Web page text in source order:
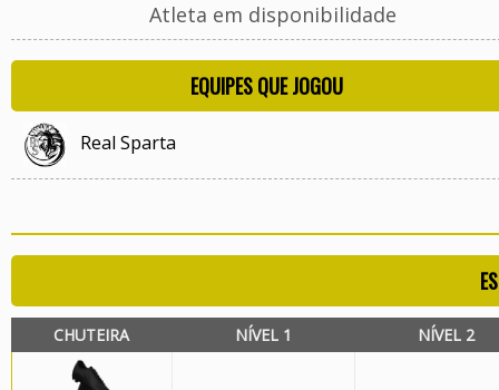
Atleta em disponibilidade
EQUIPES QUE JOGOU
Real Sparta
CHUTEIRA NÍVEL 1 NÍVEL 2